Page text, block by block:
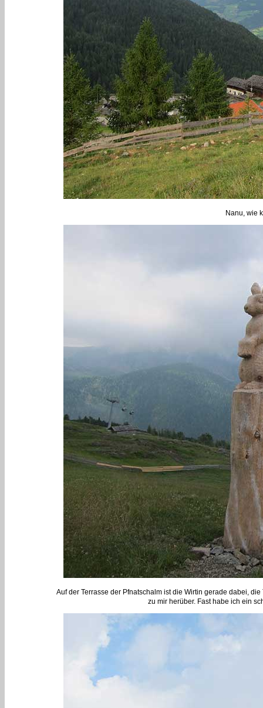
Nanu, wie
Auf der Terrasse der Pfnatschalm ist die Wirtin gerade dabei,
zu mir herüber. Fast habe ich ein